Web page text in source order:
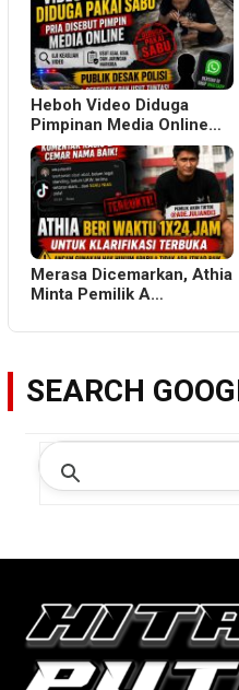
Heboh Video Diduga
Pimpinan Media Online…
Merasa Dicemarkan, Athia
Minta Pemilik A…
SEARCH